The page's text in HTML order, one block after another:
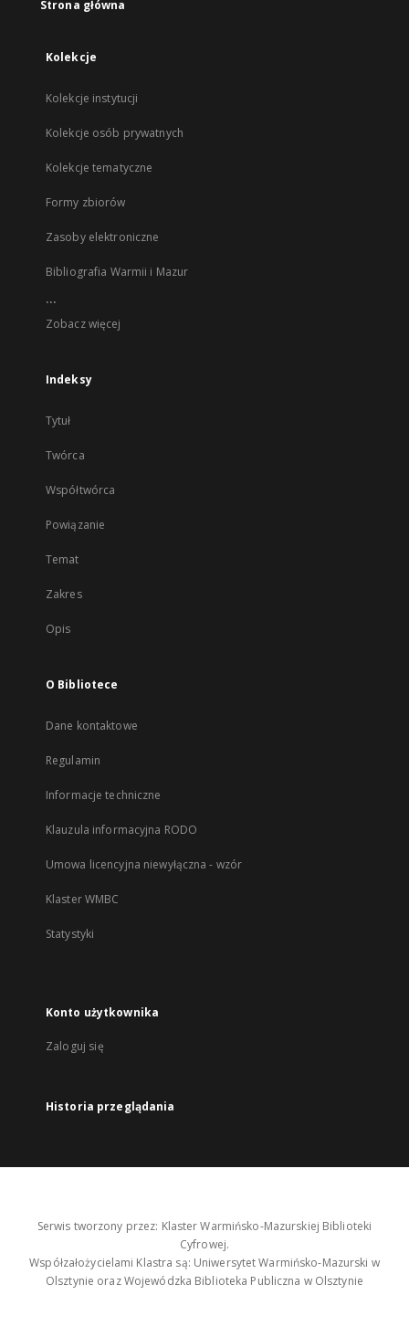
Strona główna
Kolekcje
Kolekcje instytucji
Kolekcje osób prywatnych
Kolekcje tematyczne
Formy zbiorów
Zasoby elektroniczne
Bibliografia Warmii i Mazur
...
Zobacz więcej
Indeksy
Tytuł
Twórca
Współtwórca
Powiązanie
Temat
Zakres
Opis
O Bibliotece
Dane kontaktowe
Regulamin
Informacje techniczne
Klauzula informacyjna RODO
Umowa licencyjna niewyłączna - wzór
Klaster WMBC
Statystyki
Konto użytkownika
Zaloguj się
Historia przeglądania
Serwis tworzony przez: Klaster Warmińsko-Mazurskiej Biblioteki
Cyfrowej.
Współzałożycielami Klastra są: Uniwersytet Warmińsko-Mazurski w
Olsztynie oraz Wojewódzka Biblioteka Publiczna w Olsztynie